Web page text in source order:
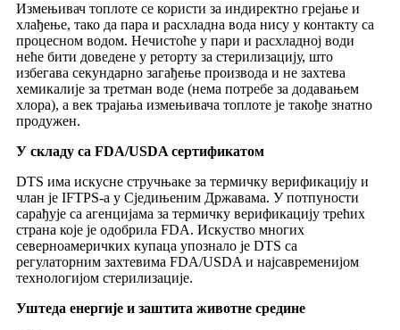
Измењивач топлоте се користи за индиректно грејање и
хлађење, тако да пара и расхладна вода нису у контакту са
процесном водом. Нечистоће у пари и расхладној води
неће бити доведене у реторту за стерилизацију, што
избегава секундарно загађење производа и не захтева
хемикалије за третман воде (нема потребе за додавањем
хлора), а век трајања измењивача топлоте је такође знатно
продужен.
У складу са FDA/USDA сертификатом
DTS има искусне стручњаке за термичку верификацију и
члан је IFTPS-а у Сједињеним Државама. У потпуности
сарађује са агенцијама за термичку верификацију трећих
страна које је одобрила FDA. Искуство многих
северноамеричких купаца упознало је DTS са
регулаторним захтевима FDA/USDA и најсавременијом
технологијом стерилизације.
Уштеда енергије и заштита животне средине